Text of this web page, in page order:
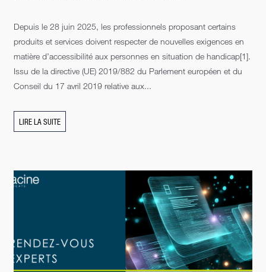
Depuis le 28 juin 2025, les professionnels proposant certains
produits et services doivent respecter de nouvelles exigences en
matière d’accessibilité aux personnes en situation de handicap[1].
Issu de la directive (UE) 2019/882 du Parlement européen et du
Conseil du 17 avril 2019 relative aux...
LIRE LA SUITE